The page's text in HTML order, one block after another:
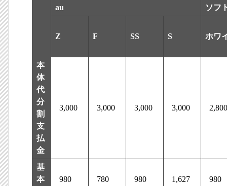
au ソフ
Z F SS S ホワ
本
体
代
分
割
支
払
金
3,000 3,000 3,000 3,000 2,800
基
本
980 780 980 1,627 980